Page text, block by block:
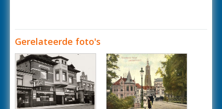
Gerelateerde foto's